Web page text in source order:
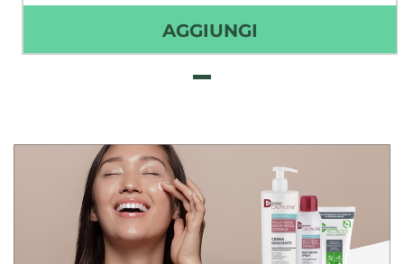
AGGIUNGI
CREMA
50ML
AL
CARRELLO